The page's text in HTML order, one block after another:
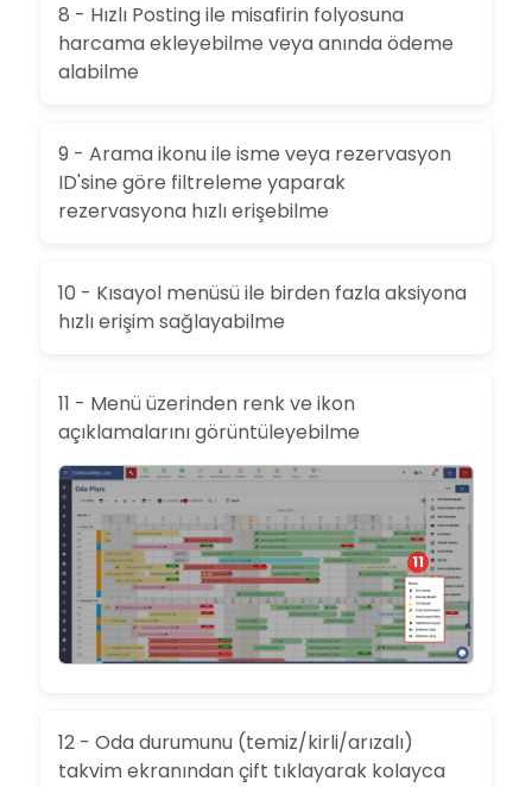
8 - Hızlı Posting ile misafirin folyosuna
harcama ekleyebilme veya anında ödeme
alabilme
9 - Arama ikonu ile isme veya rezervasyon
ID'sine göre filtreleme yaparak
rezervasyona hızlı erişebilme
10 - Kısayol menüsü ile birden fazla aksiyona
hızlı erişim sağlayabilme
11 - Menü üzerinden renk ve ikon
açıklamalarını görüntüleyebilme
11
12 - Oda durumunu (temiz/kirli/arızalı)
takvim ekranından çift tıklayarak kolayca